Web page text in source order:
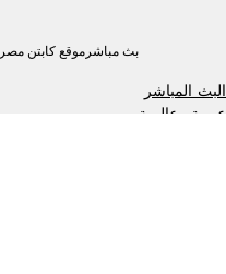
بث مباشرموقع كابتن مصر
البث المباشر
عربية وعالمية